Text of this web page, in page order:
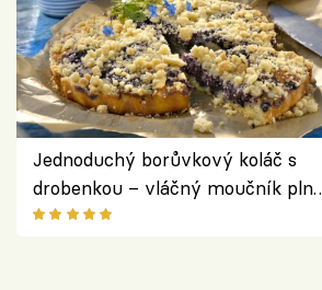
Jednoduchý borůvkový koláč s
drobenkou – vláčný moučník plný
ovoce